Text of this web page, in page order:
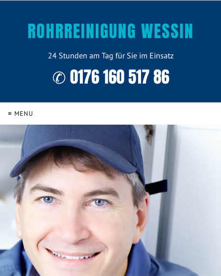
ROHRREINIGUNG WESSIN
24 Stunden am Tag für Sie im Einsatz
✆ 0176 160 517 86
≡ MENU